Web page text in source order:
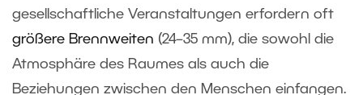
gesellschaftliche Veranstaltungen erfordern oft
größere Brennweiten (24–35 mm), die sowohl die
Atmosphäre des Raumes als auch die
Beziehungen zwischen den Menschen einfangen.